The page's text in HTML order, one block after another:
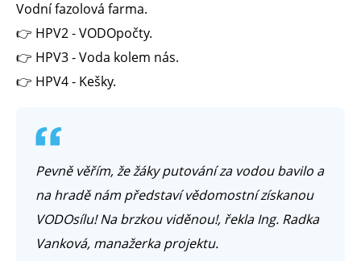
Vodní fazolová farma.
👉 HPV2 - VODOpočty.
👉 HPV3 - Voda kolem nás.
👉 HPV4 - Kešky.
Pevně věřím, že žáky putování za vodou bavilo a
na hradě nám představí vědomostní získanou
VODOsílu! Na brzkou viděnou!, řekla Ing. Radka
Vanková, manažerka projektu.